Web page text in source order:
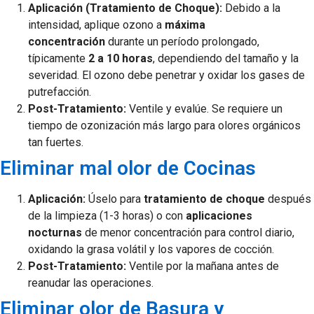
Aplicación (Tratamiento de Choque): Debido a la
intensidad, aplique ozono a máxima
concentración durante un período prolongado,
típicamente 2 a 10 horas, dependiendo del tamaño y la
severidad. El ozono debe penetrar y oxidar los gases de
putrefacción.
Post-Tratamiento: Ventile y evalúe. Se requiere un
tiempo de ozonización más largo para olores orgánicos
tan fuertes.
Eliminar mal olor de Cocinas
Aplicación: Úselo para tratamiento de choque después
de la limpieza (1-3 horas) o con aplicaciones
nocturnas de menor concentración para control diario,
oxidando la grasa volátil y los vapores de cocción.
Post-Tratamiento: Ventile por la mañana antes de
reanudar las operaciones.
Eliminar olor de Basura y